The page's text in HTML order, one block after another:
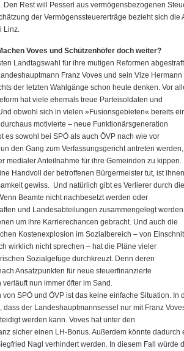
Den Rest will Pesserl aus vermögensbezogenen
der Vermögenssteuererträge bezieht sich die
Linz.
Voves und Schützenhöfer doch weiter?
Landtagswahl für ihre mutigen Reformen abgestraft
Franz Voves und sein Vize Hermann
der letzten Wahlgänge schon heute denken. Vor
hat viele ehemals treue Parteisoldaten und
obwohl sich in vielen »Fusionsgebieten« bereits
motivierte – neue Funktionärsgeneration
es sowohl bei SPÖ als auch ÖVP nach wie vor
den Gang zum Verfassungsgericht antreten
medialer Anteilnahme für ihre Gemeinden zu kippen.
Handvoll der betroffenen Bürgermeister tut, ist ihnen
gewiss. Und natürlich gibt es Verlierer durch die
Beamte nicht nachbesetzt werden oder
und Landesabteilungen zusammengelegt
um ihre Karrierechancen gebracht. Und auch die
Kostenexplosion im Sozialbereich – von
wirklich nicht sprechen – hat die Pläne vieler
Sozialgefüge durchkreuzt. Denn deren
Ansatzpunkten für neue steuerfinanzierte
nun immer öfter im Sand.
von SPÖ und ÖVP ist das keine einfache Situation. In
dass der Landeshauptmannsessel nur mit Franz
werden kann. Voves hat unter den
sicher einen LH-Bonus. Außerdem könnte dadurch
Nagl verhindert werden. In diesem Fall würde